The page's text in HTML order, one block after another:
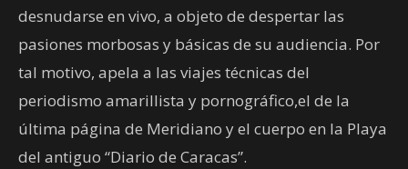
desnudarse en vivo, a objeto de despertar las
pasiones morbosas y básicas de su audiencia. Por
tal motivo, apela a las viajes técnicas del
periodismo amarillista y pornográfico,el de la
última página de Meridiano y el cuerpo en la Playa
del antiguo “Diario de Caracas”.